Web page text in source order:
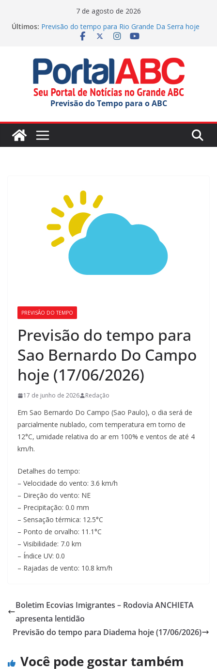
7 de agosto de 2026
Últimos: Previsão do tempo para Rio Grande Da Serra hoje
(07/08/2026)
GCM de SBC reforça segurança no Batistini com
operação
Fretado colaborativo pode mudar a mobilidade
urbana
Agenda Cultural traz de música e teatro gratuito no
Previsão do Tempo para o ABC
PREVISÃO DO TEMPO
Previsão do tempo para
Sao Bernardo Do Campo
hoje (17/06/2026)
17 de junho de 2026 Redação
Em Sao Bernardo Do Campo (Sao Paulo), o dia será de
parcialmente nublado, com temperatura em torno de
12°C, umidade relativa do ar em 100% e ventos de até 4
km/h.
Detalhes do tempo:
– Velocidade do vento: 3.6 km/h
– Direção do vento: NE
– Precipitação: 0.0 mm
– Sensação térmica: 12.5°C
– Ponto de orvalho: 11.1°C
– Visibilidade: 7.0 km
– Índice UV: 0.0
– Rajadas de vento: 10.8 km/h
Boletim Ecovias Imigrantes – Rodovia ANCHIETA
apresenta lentidão
Previsão do tempo para Diadema hoje (17/06/2026)
Você pode gostar também